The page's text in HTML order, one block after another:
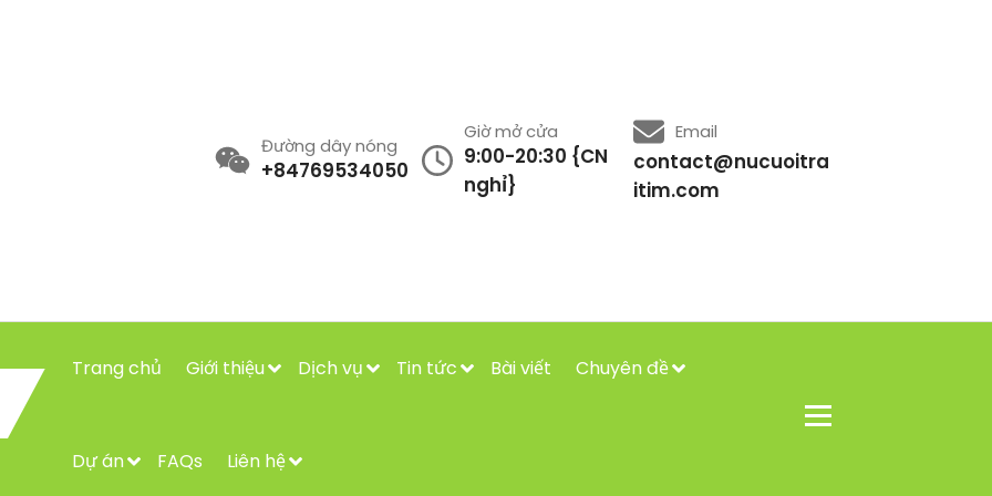
Đường dây nóng
+84769534050
Giờ mở cửa
9:00-20:30 {CN
nghỉ}
Email
contact@nucuoitra
itim.com
Trang chủ Giới thiệu Dịch vụ Tin tức Bài viết Chuyên đề
Dự án FAQs Liên hệ